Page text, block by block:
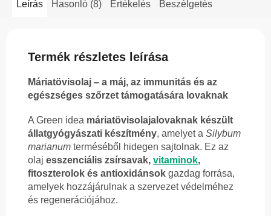
Leírás Hasonló (8) Értékelés Beszélgetés
Termék részletes leírása
Máriatövisolaj – a máj, az immunitás és az
egészséges szőrzet támogatására lovaknak
A Green idea máriatövisolaja lovaknak készült
állatgyógyászati készítmény, amelyet a Silybum
marianum terméséből hidegen sajtolnak. Ez az
olaj esszenciális zsírsavak, vitaminok,
fitoszterolok és antioxidánsok gazdag forrása,
amelyek hozzájárulnak a szervezet védelméhez
és regenerációjához.